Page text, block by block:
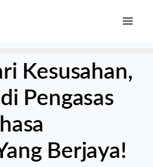
Kesusahan,
Pengasas
Berjaya!